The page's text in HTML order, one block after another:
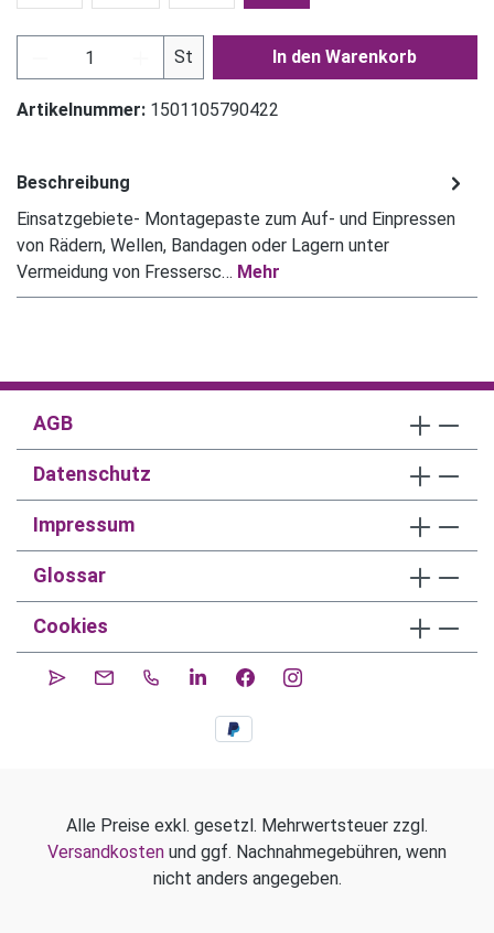
Produkt Anzahl: Gib den gewünschten Wert
St In den Warenkorb
Artikelnummer: 1501105790422
Beschreibung
Einsatzgebiete- Montagepaste zum Auf- und Einpressen
von Rädern, Wellen, Bandagen oder Lagern unter
Vermeidung von Fressersc… Mehr
AGB
Datenschutz
Impressum
Glossar
Cookies
Alle Preise exkl. gesetzl. Mehrwertsteuer zzgl.
Versandkosten und ggf. Nachnahmegebühren, wenn
nicht anders angegeben.